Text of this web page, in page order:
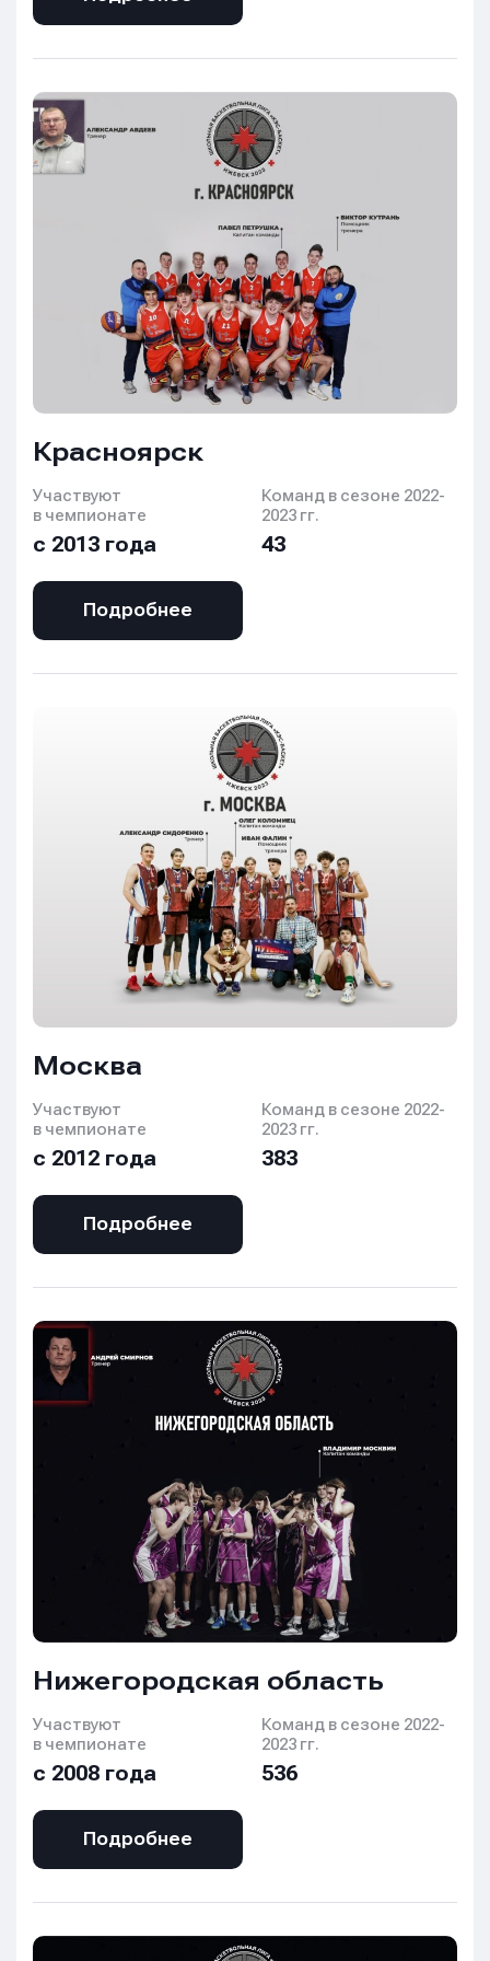
Красноярск
Участвуют
в чемпионате
с 2013 года
Команд в сезоне 2022-
2023 гг.
43
Подробнее
Москва
Участвуют
в чемпионате
с 2012 года
Команд в сезоне 2022-
2023 гг.
383
Подробнее
Нижегородская область
Участвуют
в чемпионате
с 2008 года
Команд в сезоне 2022-
2023 гг.
536
Подробнее